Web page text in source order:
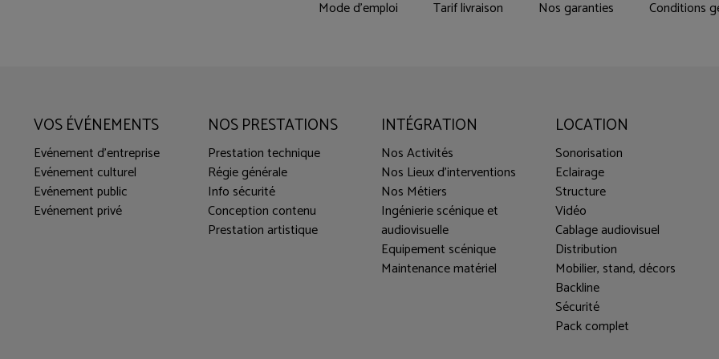
Mode d'emploi Tarif livraison Nos garanties Conditions
VOS ÉVÉNEMENTS
Evénement d'entreprise
Evénement culturel
Evénement public
Evénement privé
NOS PRESTATIONS
Prestation technique
Régie générale
Info sécurité
Conception contenu
Prestation artistique
INTÉGRATION
Nos Activités
Nos Lieux d'interventions
Nos Métiers
Ingénierie scénique et
audiovisuelle
Equipement scénique
Maintenance matériel
LOCATION
Sonorisation
Eclairage
Structure
Vidéo
Cablage audiovisuel
Distribution
Mobilier, stand, décors
Backline
Sécurité
Pack complet